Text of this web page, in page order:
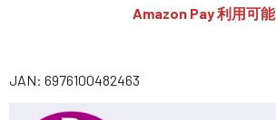
Amazon Pay 利用可能
JAN: 6976100482463